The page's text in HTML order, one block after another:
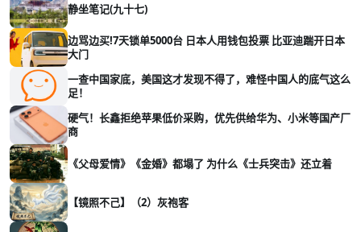
静坐笔记(九十七)
边骂边买!7天锁单5000台 日本人用钱包投票 比亚迪踹开日本
大门
一查中国家底，美国这才发现不得了，难怪中国人的底气这么
足！
硬气！长鑫拒绝苹果低价采购，优先供给华为、小米等国产厂
商
《父母爱情》《金婚》都塌了 为什么《士兵突击》还立着
【镜照不己】（2）灰袍客